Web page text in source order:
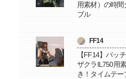
用素材）の時
ブル
FF14
【FF14】パッ
ザクラIL750用
き！タイムテー